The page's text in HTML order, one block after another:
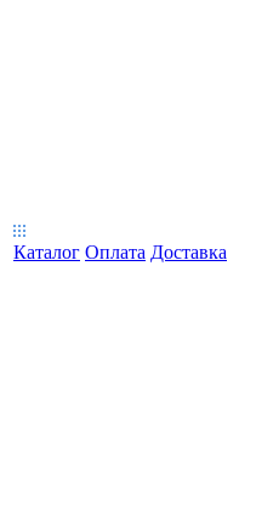
Каталог Оплата Доставка